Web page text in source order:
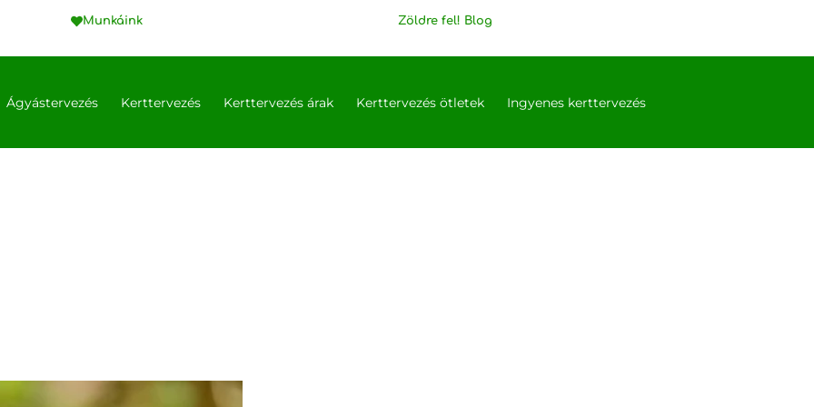
Munkáink Zöldre fel! Blog
Ágyástervezés Kerttervezés Kerttervezés árak Kerttervezés ötletek Ingyenes kerttervezés